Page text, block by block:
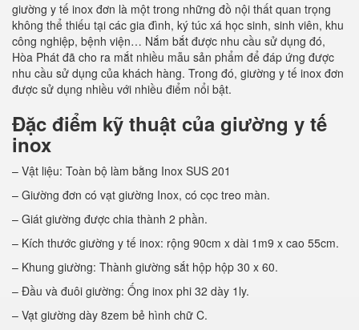
giường y tế inox đơn là một trong những đồ nội thất quan trọng
không thể thiếu tại các gia đình, ký túc xá học sinh, sinh viên, khu
công nghiệp, bệnh viện… Nắm bắt được nhu cầu sử dụng đó,
Hòa Phát đã cho ra mắt nhiều mẫu sản phẩm để đáp ứng được
nhu cầu sử dụng của khách hàng. Trong đó, giường y tế inox đơn
được sử dụng nhiều với nhiều điểm nổi bật.
Đặc điểm kỹ thuật của giường y tế
inox
– Vật liệu: Toàn bộ làm bằng Inox SUS 201
– Giường đơn có vạt giường Inox, có cọc treo màn.
– Giát giường được chia thành 2 phần.
– Kích thước giường y tế inox: rộng 90cm x dài 1m9 x cao 55cm.
– Khung giường: Thành giường sắt hộp hộp 30 x 60.
– Đầu và đuôi giường: Ống inox phi 32 dày 1ly.
– Vạt giường dày 8zem bẻ hình chữ C.